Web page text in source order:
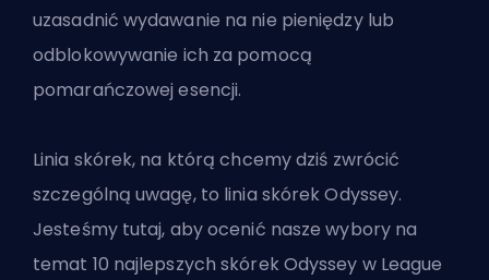
uzasadnić wydawanie na nie pieniędzy lub
odblokowywanie ich za pomocą
pomarańczowej esencji.
Linia skórek, na którą chcemy dziś zwrócić
szczególną uwagę, to linia skórek Odyssey.
Jesteśmy tutaj, aby ocenić nasze wybory na
temat 10 najlepszych skórek Odyssey w League